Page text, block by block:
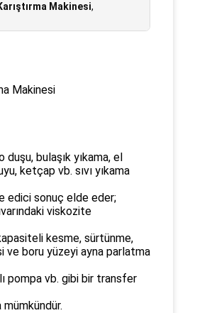
Makinesi,
Makinesi
duşu, bulaşık yıkama, el
ketçap vb. sıvı yıkama
edici sonuç elde eder;
viskozite
kesme, sürtünme,
ve boru yüzeyi ayna parlatma
pompa vb. gibi bir transfer